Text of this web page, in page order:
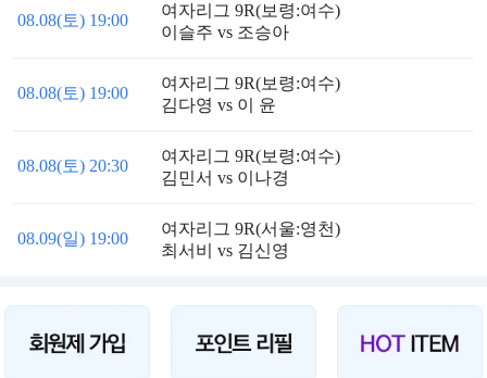
08.08(토) 19:00
여자리그 9R(보령:여수)
이슬주 vs 조승아
08.08(토) 19:00
여자리그 9R(보령:여수)
김다영 vs 이 윤
08.08(토) 20:30
여자리그 9R(보령:여수)
김민서 vs 이나경
08.09(일) 19:00
여자리그 9R(서울:영천)
최서비 vs 김신영